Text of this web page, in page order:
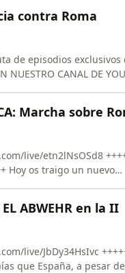
contra Roma
de episodios exclusivos
Marcha sobre
ABWEHR en la II